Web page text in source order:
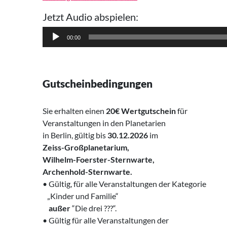
Jetzt Audio abspielen:
Audio-
00:00
Gutscheinbedingungen
Sie erhalten einen 20€Wertgutscheinfür
Veranstaltungen in den Planetarien
in Berlin, gültig bis 30.12.2026 im
Zeiss-Großplanetarium,
Wilhelm-Foerster-Sternwarte,
Archenhold-Sternwarte.
• Gültig, für alle Veranstaltungen der Kategorie
‌ „Kinder und Familie“
außer“Die drei ???“.
• Gültig für alle Veranstaltungen der